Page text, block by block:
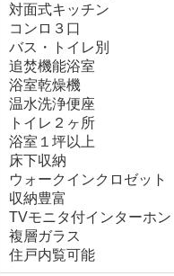
対面式キッチン
コンロ３口
バス・トイレ別
追焚機能浴室
浴室乾燥機
温水洗浄便座
トイレ２ヶ所
浴室１坪以上
床下収納
ウォークインクロゼット
収納豊富
TVモニタ付インターホン
複層ガラス
住戸内覧可能